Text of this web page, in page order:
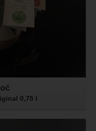
0,75 l